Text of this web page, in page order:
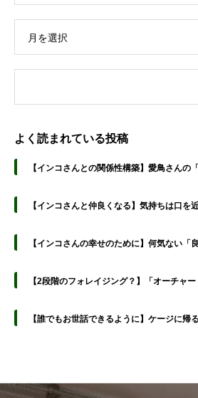
月を選択
よく読まれている投稿
【インコさんとの関係性構築】愛鳥さんの
【インコさんと仲良くなる】気持ちは口を
【インコさんの幸せのために】何気ない「
【2段階のフォレイジング？】「オーチャ
【誰でもお世話できるように】ケージに帰